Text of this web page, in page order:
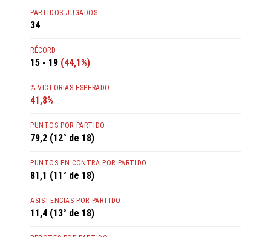
PARTIDOS JUGADOS
34
RÉCORD
15 - 19 (44,1%)
% VICTORIAS ESPERADO
41,8%
PUNTOS POR PARTIDO
79,2 (12° de 18)
PUNTOS EN CONTRA POR PARTIDO
81,1 (11° de 18)
ASISTENCIAS POR PARTIDO
11,4 (13° de 18)